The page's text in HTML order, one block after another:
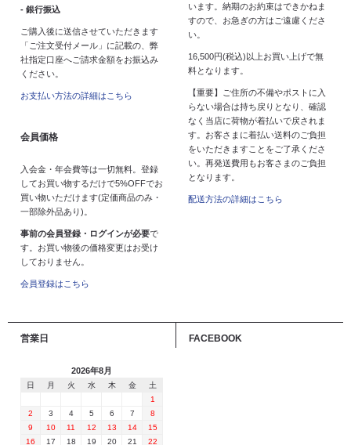
- 銀行振込
ご購入後に送信させていただきます
「ご注文受付メール」に記載の、弊
社指定口座へご請求金額をお振込み
ください。
お支払い方法の詳細はこちら
会員価格
入会金・年会費等は一切無料。登録
してお買い物するだけで5%OFFでお
買い物いただけます(定価商品のみ・
一部除外品あり)。
事前の会員登録・ログインが必要で
す。お買い物後の価格変更はお受け
しておりません。
会員登録はこちら
います。納期のお約束はできかねま
すので、お急ぎの方はご遠慮くださ
い。
16,500円(税込)以上お買い上げで無
料となります。
【重要】ご住所の不備やポストに入
らない場合は持ち戻りとなり、確認
なく当店に荷物が着払いで戻されま
す。お客さまに着払い送料のご負担
をいただきますことをご了承くださ
い。再発送費用もお客さまのご負担
となります。
配送方法の詳細はこちら
営業日
2026年8月
日 月 火 水 木 金
土
1
2
3 4 5 6 7
8
9
10 11 12 13 14
15
16
17 18 19 20 21
22
FACEBOOK